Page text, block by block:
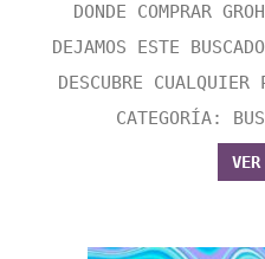
DONDE COMPRAR
DEJAMOS ESTE
DESCUBRE CUALQUIER
CATEGORÍA: